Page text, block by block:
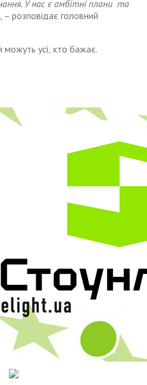
У нас є амбітні плани та
, – розповідає головний
усі, хто бажає.